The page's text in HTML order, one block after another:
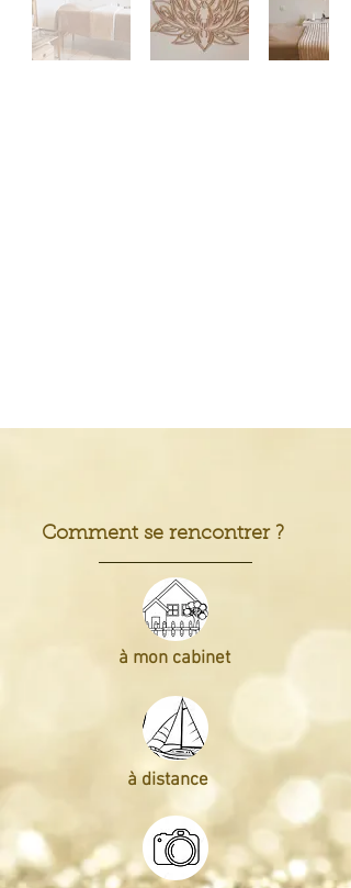
Comment se rencontrer ?
à mon cabinet
à distance